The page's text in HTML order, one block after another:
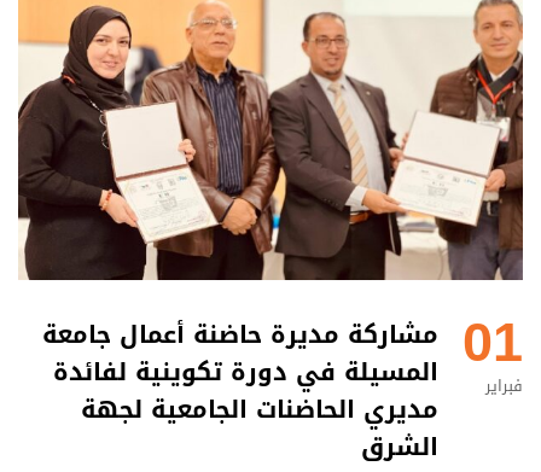
01
فبراير
مشاركة مديرة حاضنة أعمال جامعة
المسيلة في دورة تكوينية لفائدة
مديري الحاضنات الجامعية لجهة
الشرق